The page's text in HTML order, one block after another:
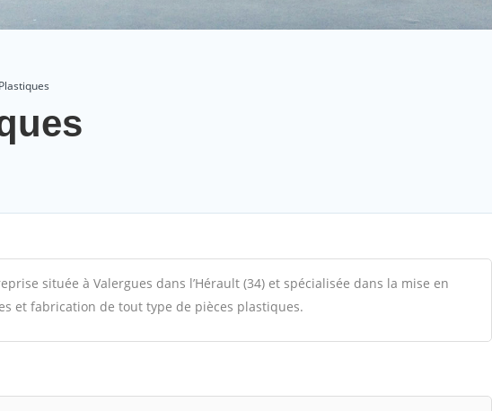
située à Valergues dans l’Hérault (34) et spécialisée dans la mise en
et fabrication de tout type de pièces plastiques.